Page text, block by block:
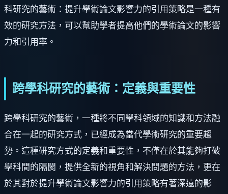
科研究的藝術：提升學術論文影響力的引用策略是一種有
效的研究方法，可以幫助學者提高他們的學術論文的影響
力和引用率。
跨學科研究的藝術：定義與重要性
跨學科研究的藝術，一種將不同學科領域的知識和方法融
合在一起的研究方式，已經成為當代學術研究的重要趨
勢。這種研究方式的定義和重要性，不僅在於其能夠打破
學科間的隔閡，提供全新的視角和解決問題的方法，更在
於其對於提升學術論文影響力的引用策略有著深遠的影